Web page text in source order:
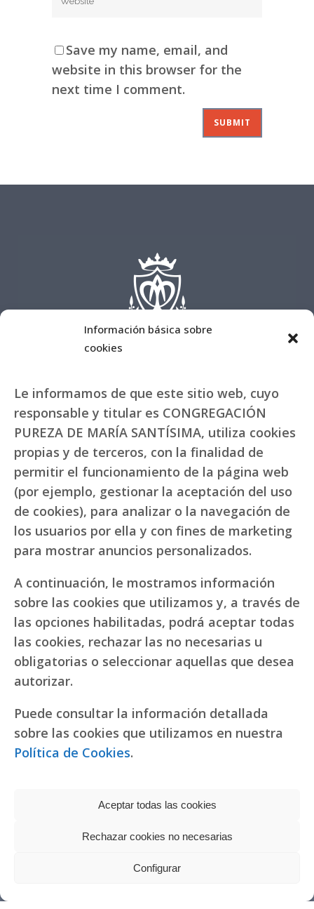
Información básica sobre
cookies
Le informamos de que este sitio web, cuyo
responsable y titular es CONGREGACIÓN
PUREZA DE MARÍA SANTÍSIMA, utiliza cookies
propias y de terceros, con la finalidad de
permitir el funcionamiento de la página web
(por ejemplo, gestionar la aceptación del uso
de cookies), para analizar o la navegación de
los usuarios por ella y con fines de marketing
para mostrar anuncios personalizados.
A continuación, le mostramos información
sobre las cookies que utilizamos y, a través de
las opciones habilitadas, podrá aceptar todas
las cookies, rechazar las no necesarias u
obligatorias o seleccionar aquellas que desea
autorizar.
Puede consultar la información detallada
sobre las cookies que utilizamos en nuestra
Política de Cookies.
Aceptar todas las cookies
Rechazar cookies no necesarias
Configurar
Save my name, email, and
website in this browser for the
next time I comment.
Copyright © 2022 RR. Pureza de María